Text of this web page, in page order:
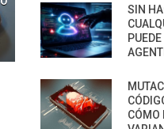
RIDÍCULAMENTE FÁCILES
PARA HACKEAR Y
NAVEGADORES DE IA
AGÉNTICA
SIN
CÓMO